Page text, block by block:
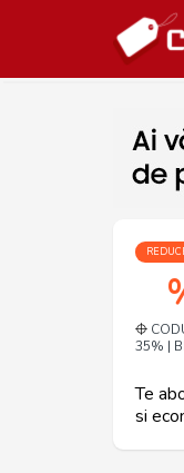
35% |
Te
si